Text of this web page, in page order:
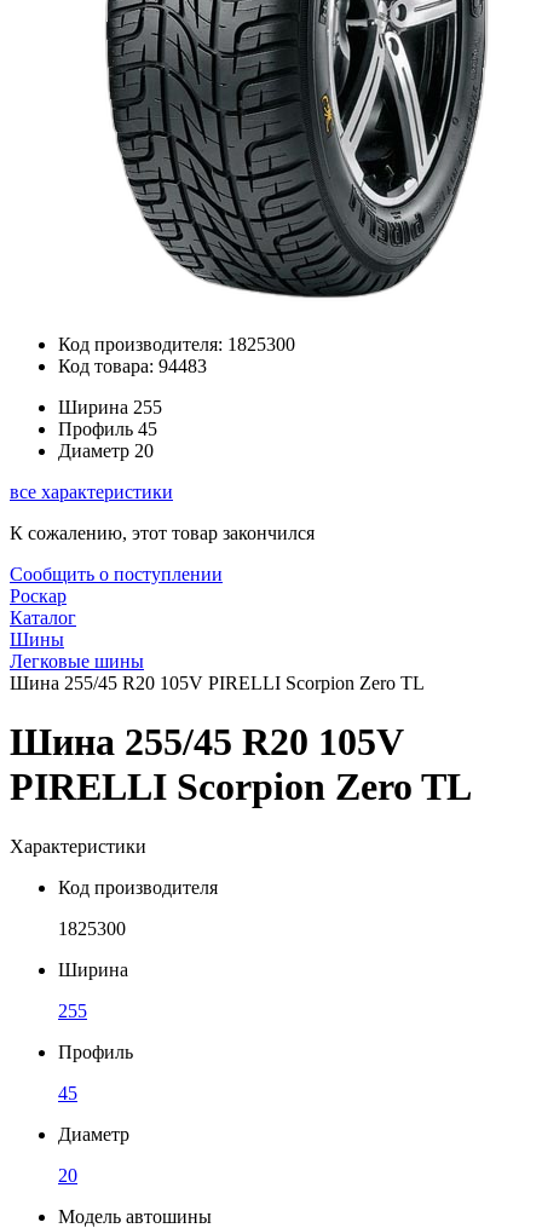
Код производителя: 1825300
Код товара: 94483
Ширина 255
Профиль 45
Диаметр 20
все характеристики
К сожалению, этот товар закончился
Сообщить о поступлении
Роскар
Каталог
Шины
Легковые шины
Шина 255/45 R20 105V PIRELLI Scorpion Zero TL
Шина 255/45 R20 105V
PIRELLI Scorpion Zero TL
Характеристики
Код производителя
1825300
Ширина
255
Профиль
45
Диаметр
20
Модель автошины